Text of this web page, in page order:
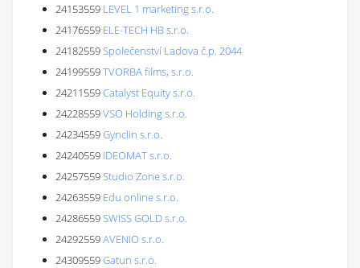
24153559 LEVEL 1 marketing s.r.o.
24176559 ELE-TECH HB s.r.o.
24182559Společenství Ladova č.p. 2044
24199559TVORBA films, s.r.o.
24211559Catalyst Equity s.r.o.
24228559VSO Holding s.r.o.
24234559Gynclin s.r.o.
24240559 IDEOMAT s.r.o.
24257559Studio Zone s.r.o.
24263559 Edu online s.r.o.
24286559SWISS GOLD s.r.o.
24292559AVENIO s.r.o.
24309559Gatun s.r.o.